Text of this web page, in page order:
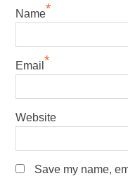
Name*
Email *
Website
Save my name,